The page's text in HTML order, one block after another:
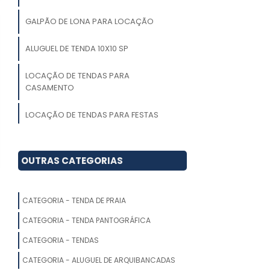
GALPÃO DE LONA PARA LOCAÇÃO
ALUGUEL DE TENDA 10X10 SP
LOCAÇÃO DE TENDAS PARA
CASAMENTO
LOCAÇÃO DE TENDAS PARA FESTAS
ALUGUEL DE TENDA PIRAMIDE
EM FORTALEZA
OUTRAS CATEGORIAS
CATEGORIA - TENDA DE PRAIA
CATEGORIA - TENDA PANTOGRÁFICA
CATEGORIA - TENDAS
CATEGORIA - ALUGUEL DE ARQUIBANCADAS